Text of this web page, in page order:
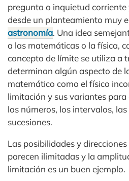
pregunta o inquietud corriente
desde un planteamiento muy
astronomía. Una idea
a las matemáticas o la física,
concepto de límite se utiliza a
determinan algún aspecto de
matemático como el físico
limitación y sus variantes
los números, los intervalos,
sucesiones.
Las posibilidades y
parecen ilimitadas y la
limitación es un buen ejemplo.